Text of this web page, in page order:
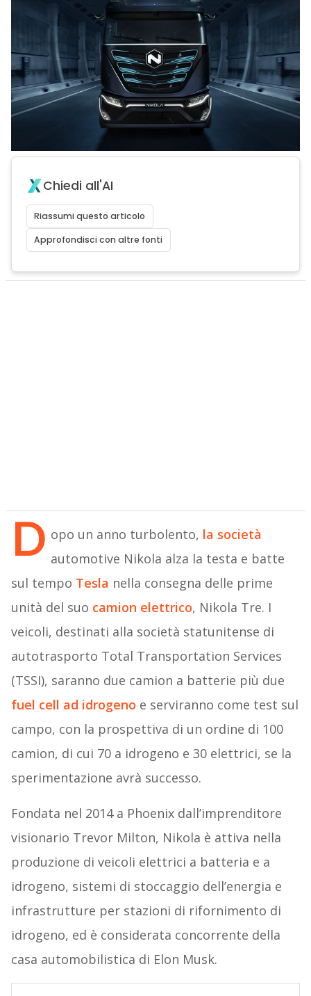
Chiedi all'AI
Riassumi questo articolo
Approfondisci con altre fonti
D opo un anno turbolento, la società
automotive Nikola alza la testa e batte
sul tempo Tesla nella consegna delle prime
unità del suo camion elettrico, Nikola Tre. I
veicoli, destinati alla società statunitense di
autotrasporto Total Transportation Services
(TSSI), saranno due camion a batterie più due
fuel cell ad idrogeno e serviranno come test sul
campo, con la prospettiva di un ordine di 100
camion, di cui 70 a idrogeno e 30 elettrici, se la
sperimentazione avrà successo.
Fondata nel 2014 a Phoenix dall’imprenditore
visionario Trevor Milton, Nikola è attiva nella
produzione di veicoli elettrici a batteria e a
idrogeno, sistemi di stoccaggio dell’energia e
infrastrutture per stazioni di rifornimento di
idrogeno, ed è considerata concorrente della
casa automobilistica di Elon Musk.